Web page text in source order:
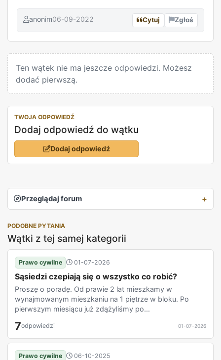
anonim06-09-2022 Cytuj Zgłoś
Ten wątek nie ma jeszcze odpowiedzi. Możesz
dodać pierwszą.
TWOJA ODPOWIEDŹ
Dodaj odpowiedź do wątku
Dodaj odpowiedź
Przeglądaj forum
PODOBNE PYTANIA
Wątki z tej samej kategorii
Prawo cywilne 01-07-2026
Sąsiedzi czepiają się o wszystko co robić?
Proszę o poradę. Od prawie 2 lat mieszkamy w
wynajmowanym mieszkaniu na 1 piętrze w bloku. Po
pierwszym miesiącu już zdążyliśmy po...
7odpowiedzi 01-07-2026
Prawo cywilne 06-10-2025